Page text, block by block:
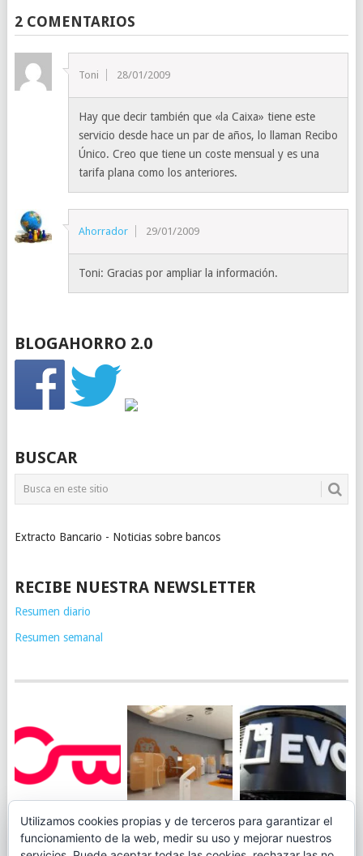
2 COMENTARIOS
Toni 28/01/2009
Hay que decir también que «la Caixa» tiene este
servicio desde hace un par de años, lo llaman Recibo
Único. Creo que tiene un coste mensual y es una
tarifa plana como los anteriores.
Ahorrador 29/01/2009
Toni: Gracias por ampliar la información.
BLOGAHORRO 2.0
BUSCAR
Extracto Bancario - Noticias sobre bancos
RECIBE NUESTRA NEWSLETTER
Resumen diario
Resumen semanal
JUEGA AL
CANICÓDROMO
DIGITAL DE
ING TOCA SUELO EN
LA RENTABILIDAD
EVO BANK
PERMITIRÁ
INGRESAR DINERO
Utilizamos cookies propias y de terceros para garantizar el
funcionamiento de la web, medir su uso y mejorar nuestros